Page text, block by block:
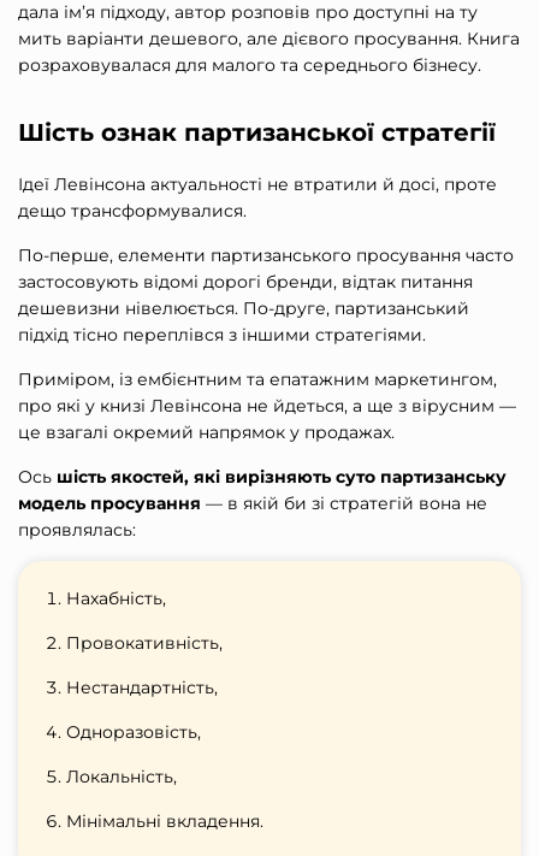
дала ім’я підходу, автор розповів про доступні на ту
мить варіанти дешевого, але дієвого просування. Книга
розраховувалася для малого та середнього бізнесу.
Шість ознак партизанської стратегії
Ідеї Левінсона актуальності не втратили й досі, проте
дещо трансформувалися.
По-перше, елементи партизанського просування часто
застосовують відомі дорогі бренди, відтак питання
дешевизни нівелюється. По-друге, партизанський
підхід тісно переплівся з іншими стратегіями.
Приміром, із ембієнтним та епатажним маркетингом,
про які у книзі Левінсона не йдеться, а ще з вірусним —
це взагалі окремий напрямок у продажах.
Ось шість якостей, які вирізняють суто партизанську
модель просування — в якій би зі стратегій вона не
проявлялась:
Нахабність,
Провокативність,
Нестандартність,
Одноразовість,
Локальність,
Мінімальні вкладення.